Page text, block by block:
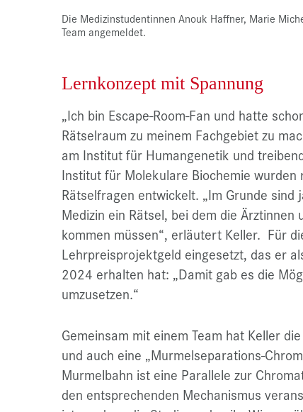
Die Medizinstudentinnen Anouk Haffner, Marie
Team angemeldet.
Lernkonzept mit Spannung
„Ich bin Escape-Room-Fan und hatte
Rätselraum zu meinem Fachgebiet zu
am Institut für Humangenetik und
Institut für Molekulare Biochemie
Rätselfragen entwickelt. „Im Grunde
Medizin ein Rätsel, bei dem die
kommen müssen“, erläutert Keller. Für
Lehrpreisprojektgeld eingesetzt, das er
2024 erhalten hat: „Damit gab es die
umzusetzen.“
Gemeinsam mit einem Team hat Keller
und auch eine „Murmelseparations-
Murmelbahn ist eine Parallele zur
den entsprechenden Mechanismus